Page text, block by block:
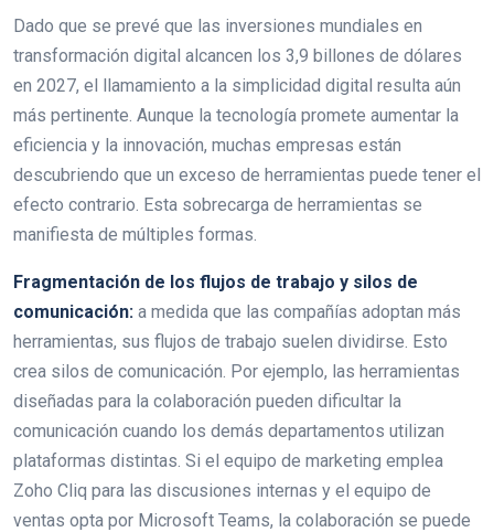
Dado que se prevé que las inversiones mundiales en
transformación digital alcancen los 3,9 billones de dólares
en 2027, el llamamiento a la simplicidad digital resulta aún
más pertinente. Aunque la tecnología promete aumentar la
eficiencia y la innovación, muchas empresas están
descubriendo que un exceso de herramientas puede tener el
efecto contrario. Esta sobrecarga de herramientas se
manifiesta de múltiples formas.
Fragmentación de los flujos de trabajo y silos de
comunicación: a medida que las compañías adoptan más
herramientas, sus flujos de trabajo suelen dividirse. Esto
crea silos de comunicación. Por ejemplo, las herramientas
diseñadas para la colaboración pueden dificultar la
comunicación cuando los demás departamentos utilizan
plataformas distintas. Si el equipo de marketing emplea
Zoho Cliq para las discusiones internas y el equipo de
ventas opta por Microsoft Teams, la colaboración se puede